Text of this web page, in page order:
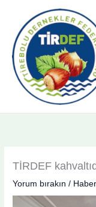
TİRDEF
Yorum bırakın /